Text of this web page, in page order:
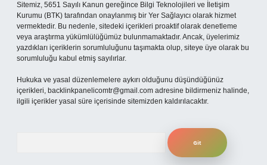
Sitemiz, 5651 Sayılı Kanun gereğince Bilgi Teknolojileri ve İletişim
Kurumu (BTK) tarafından onaylanmış bir Yer Sağlayıcı olarak hizmet
vermektedir. Bu nedenle, sitedeki içerikleri proaktif olarak denetleme
veya araştırma yükümlülüğümüz bulunmamaktadır. Ancak, üyelerimiz
yazdıkları içeriklerin sorumluluğunu taşımakta olup, siteye üye olarak bu
sorumluluğu kabul etmiş sayılırlar.
Hukuka ve yasal düzenlemelere aykırı olduğunu düşündüğünüz
içerikleri, backlinkpanelicomtr@gmail.com adresine bildirmeniz halinde,
ilgili içerikler yasal süre içerisinde sitemizden kaldırılacaktır.